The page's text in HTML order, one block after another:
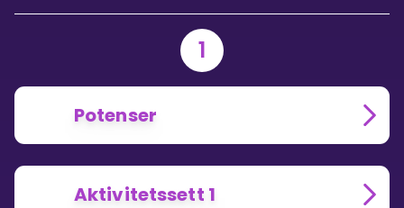
1
Potenser
Aktivitetssett 1